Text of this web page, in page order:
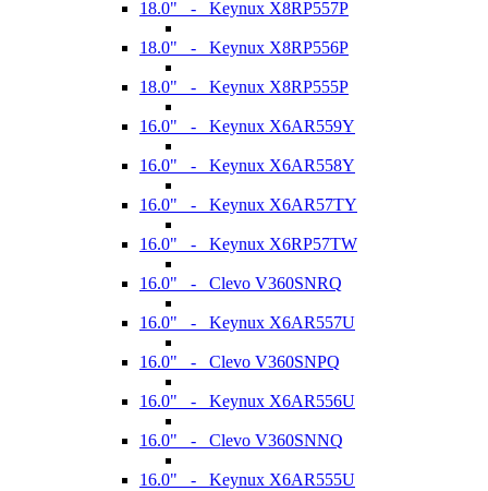
18.0" - Keynux X8RP557P
18.0" - Keynux X8RP556P
18.0" - Keynux X8RP555P
16.0" - Keynux X6AR559Y
16.0" - Keynux X6AR558Y
16.0" - Keynux X6AR57TY
16.0" - Keynux X6RP57TW
16.0" - Clevo V360SNRQ
16.0" - Keynux X6AR557U
16.0" - Clevo V360SNPQ
16.0" - Keynux X6AR556U
16.0" - Clevo V360SNNQ
16.0" - Keynux X6AR555U